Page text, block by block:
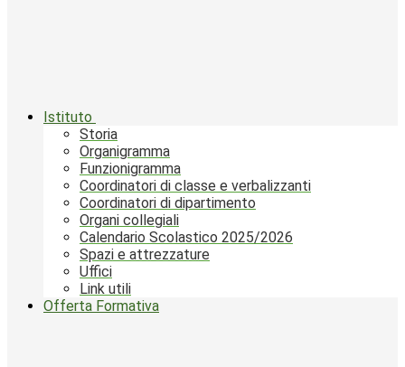
Istituto
Storia
Organigramma
Funzionigramma
Coordinatori di classe e verbalizzanti
Coordinatori di dipartimento
Organi collegiali
Calendario Scolastico 2025/2026
Spazi e attrezzature
Uffici
Link utili
Offerta Formativa